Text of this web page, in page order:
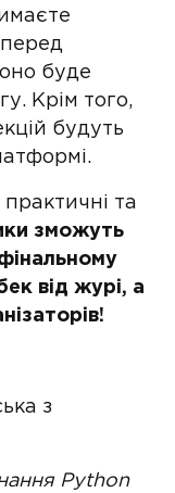
буде
Крім того,
будуть
практичні та
зможуть
від журі, а
з
Python